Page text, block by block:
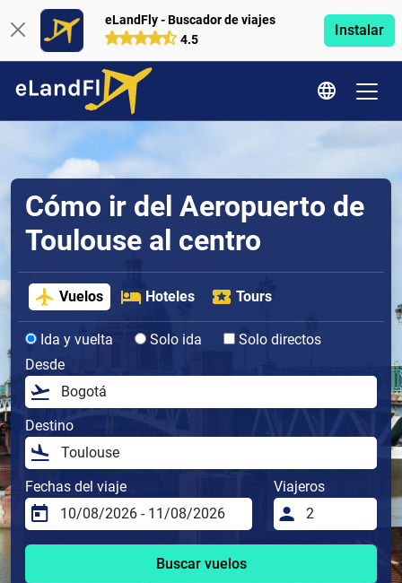
eLandFly - Buscador de viajes
4.5
Instalar
Cómo ir del Aeropuerto de
Toulouse al centro
Vuelos Hoteles Tours
Ida y vuelta Solo ida
Solo directos
Desde
Destino
Fechas del viaje Viajeros
Buscar vuelos